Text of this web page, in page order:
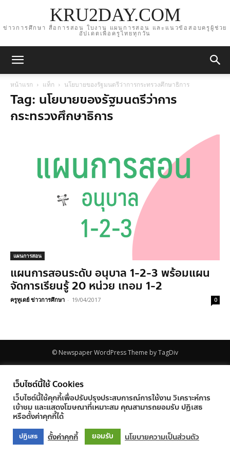
KRU2DAY.COM
ข่าวการศึกษา สื่อการสอน ใบงาน แผนการสอน และแนวข้อสอบครูผู้ช่วย
อัปเดตเพื่อครูไทยทุกวัน
หน้าแรก แท็ก นโยบายของรัฐมนตรีว่าการกระทรวงศึกษาธิการ
Tag: นโยบายของรัฐมนตรีว่าการ
กระทรวงศึกษาธิการ
แผนการสอน
แผนการสอนระดับ อนุบาล 1-2-3 พร้อมแผน
จัดการเรียนรู้ 20 หน่วย เทอม 1-2
ครูทูเดย์ ข่าวการศึกษา - 19/04/2017 0
© Newspaper WordPress Theme by TagDiv
เว็บไซต์นี้ใช้ Cookies
เว็บไซต์นี้ใช้คุกกี้เพื่อปรับปรุงประสบการณ์การใช้งาน วิเคราะห์การ
เข้าชม และแสดงโฆษณาที่เหมาะสม คุณสามารถยอมรับ ปฏิเสธ
หรือตั้งค่าคุกกี้ได้
ปฏิเสธ ตั้งค่าคุกกี้ ยอมรับ นโยบายความเป็นส่วนตัว